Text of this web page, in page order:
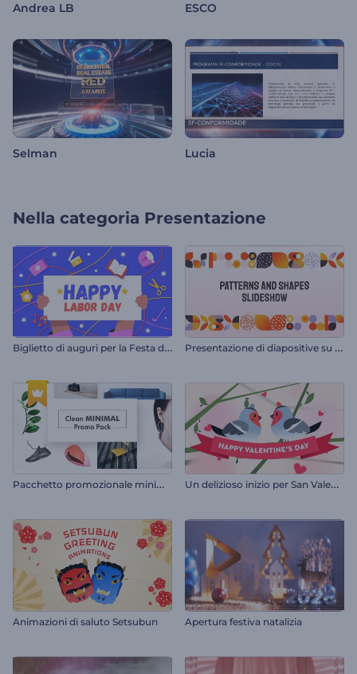
Andrea LB ESCO
Selman Lucia
Nella categoria Presentazione
B
iglietto di auguri per la Festa del Lavoro P
resentazione di diapositive su forme e motivi
P
acchetto promozionale minimalista e pulito U
n delizioso inizio per San Valentino
Animazioni di saluto Setsubun Apertura festiva natalizia